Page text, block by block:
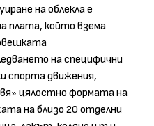
на облекла е
плата, който взема
на специфични
спорта движения,
цялостно формата на
на близо 20 отделни